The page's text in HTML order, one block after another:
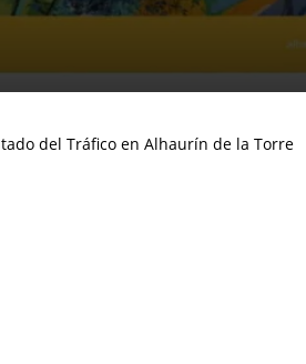
del Tráfico en Alhaurín de la Torre